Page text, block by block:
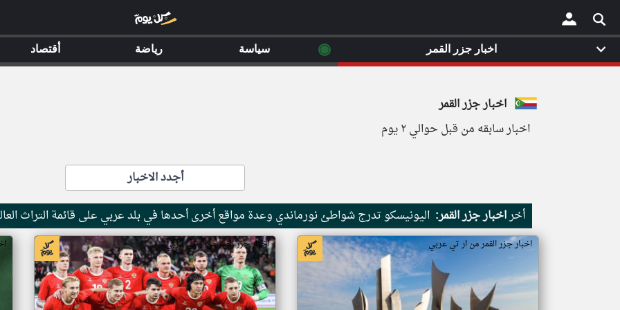
×
اخبار جزر القمر
اخبار سابقه من قبل حوالي ٢ يوم
أجدد الاخبار
أخراخبار جزر القمر: اليونيسكو تدرج شواطئ نورماندي وعدة مواقع أخرى أحدها في بلد عربي على قائمة التراث
اخبار جزر القمر من ار تي عربي اخبار جزر القمر من ار تي عربي
اخبار جزر القمر ◉ سياسة رياضة أقتصاد